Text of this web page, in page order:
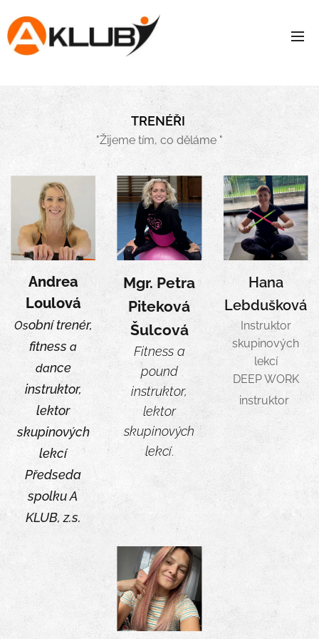
TRENÉŘI
"Žijeme tím, co děláme "
Andrea
Loulová
Osobní trenér,
fitnessa
dance
instruktor,
lektor
skupinových
lekcí
Předseda
spolku A
KLUB, z.s.
Mgr. Petra
Piteková
Šulcová
Fitness a
pound
instruktor,
lektor
skupinových
lekcí.
Hana
Lebdušková
Instruktor
skupinových
lekcí
DEEP WORK
instruktor